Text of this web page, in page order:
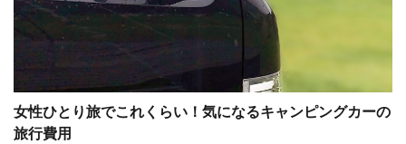
女性ひとり旅でこれくらい！気になるキャンピングカーの
旅行費用